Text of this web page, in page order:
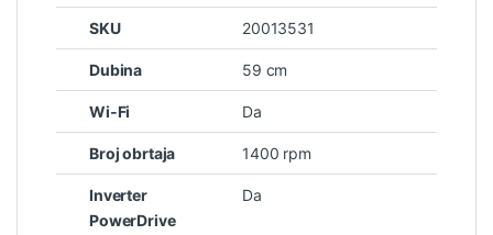
SKU 20013531
Dubina 59 cm
Wi-Fi Da
Broj obrtaja 1400 rpm
Inverter
PowerDrive
Da